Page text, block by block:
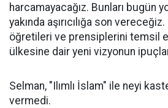
harcamayacağız. Bunları bugün
yakında aşırıcılığa son vereceğiz.
öğretileri ve prensiplerini temsil
ülkesine dair yeni vizyonun
Selman, "Ilımlı İslam" ile neyi
vermedi.